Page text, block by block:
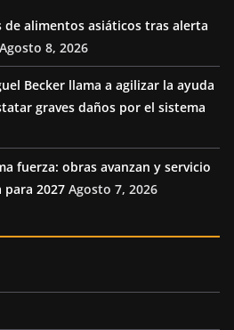
de alimentos asiáticos tras alerta
Agosto 8, 2026
Becker llama a agilizar la ayuda
graves daños por el sistema
fuerza: obras avanzan y servicio
para 2027 Agosto 7, 2026